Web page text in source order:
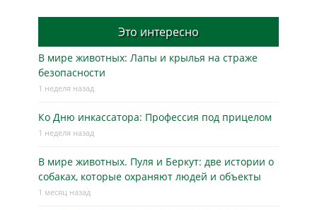
Это интересно
В мире животных: Лапы и крылья на страже
безопасности
1 неделя назад
Ко Дню инкассатора: Профессия под прицелом
1 неделя назад
В мире животных. Пуля и Беркут: две истории о
собаках, которые охраняют людей и объекты
1 месяц назад